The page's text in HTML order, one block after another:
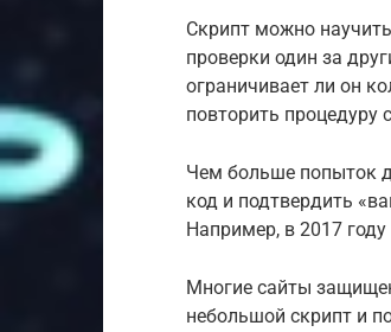
Скрипт можно
проверки один за
ограничивает ли он
повторить процедуру
Чем больше попыток
код и подтвердить
Например, в 2017
Многие сайты
небольшой скрипт и